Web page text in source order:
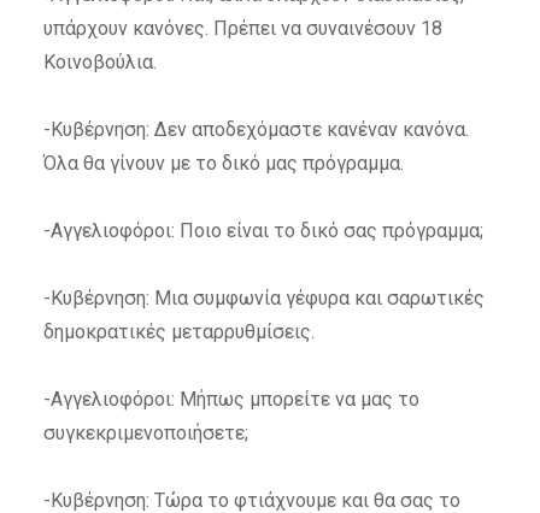
υπάρχουν κανόνες. Πρέπει να συναινέσουν 18
Κοινοβούλια.
-Κυβέρνηση: Δεν αποδεχόμαστε κανέναν κανόνα.
Όλα θα γίνουν με το δικό μας πρόγραμμα.
-Αγγελιοφόροι: Ποιο είναι το δικό σας πρόγραμμα;
-Κυβέρνηση: Μια συμφωνία γέφυρα και σαρωτικές
δημοκρατικές μεταρρυθμίσεις.
-Αγγελιοφόροι: Μήπως μπορείτε να μας το
συγκεκριμενοποιήσετε;
-Κυβέρνηση: Τώρα το φτιάχνουμε και θα σας το